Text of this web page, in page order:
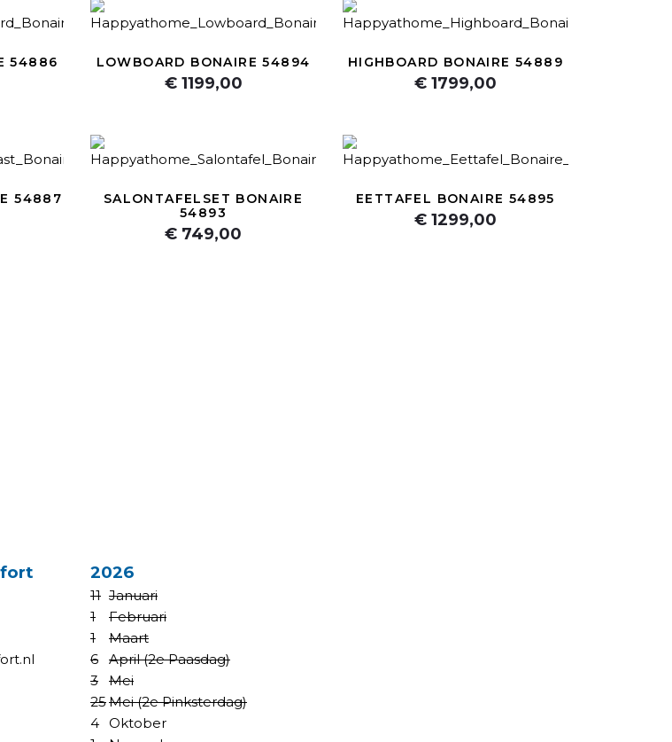
54886 LOWBOARD BONAIRE 54894
€ 1199,00
HIGHBOARD BONAIRE 54889
€ 1799,00
54887
SALONTAFELSET BONAIRE
54893
€ 749,00
EETTAFEL BONAIRE 54895
€ 1299,00
2026
11 Januari
1
Februari
1
Maart
6
April (2e Paasdag)
3
Mei
25Mei (2e Pinksterdag)
4 Oktober